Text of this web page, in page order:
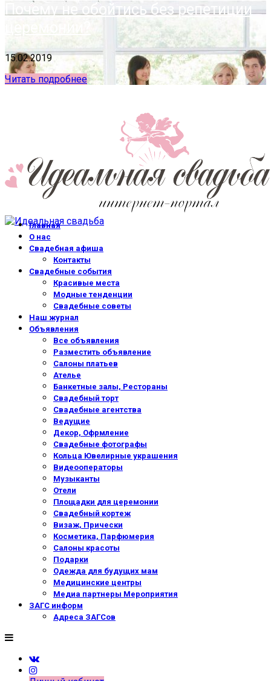
Почему не обойтись без репетиции
церемонии?
15.02.2019
Читать подробнее
Главная
О нас
Свадебная афиша
Контакты
Свадебные события
Красивые места
Модные тенденции
Свадебные советы
Наш журнал
Объявления
Все объявления
Разместить объявление
Салоны платьев
Ателье
Банкетные залы, Рестораны
Свадебный торт
Свадебные агентства
Ведущие
Декор, Офрмление
Свадебные фотографы
Кольца Ювелирные украшения
Видеооператоры
Музыканты
Отели
Площадки для церемонии
Свадебный кортеж
Визаж, Прически
Косметика, Парфюмерия
Салоны красоты
Подарки
Одежда для будущих мам
Медицинские центры
Медиа партнеры Мероприятия
ЗАГС информ
Адреса ЗАГСов